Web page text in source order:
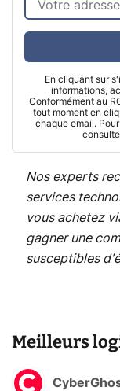
En cliquant sur
informations,
Conformément au
tout moment en
chaque email.
Nos experts
services
vous achetez
gagner une
susceptibles
Meilleurs